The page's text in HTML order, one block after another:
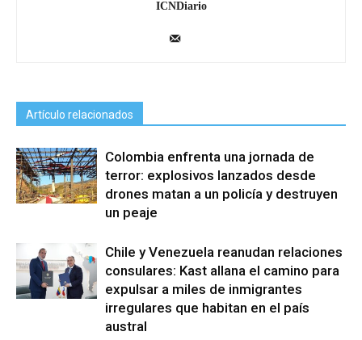
ICNDiario
Artículo relacionados
Colombia enfrenta una jornada de
terror: explosivos lanzados desde
drones matan a un policía y destruyen
un peaje
Chile y Venezuela reanudan relaciones
consulares: Kast allana el camino para
expulsar a miles de inmigrantes
irregulares que habitan en el país
austral